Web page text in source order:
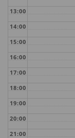
13:00
14:00
15:00
16:00
17:00
18:00
19:00
20:00
21:00